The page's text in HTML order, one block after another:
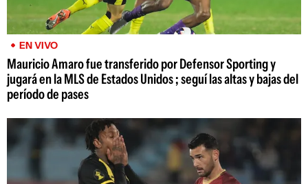
EN VIVO
Mauricio Amaro fue transferido por Defensor Sporting y
jugará en la MLS de Estados Unidos ; seguí las altas y bajas del
período de pases